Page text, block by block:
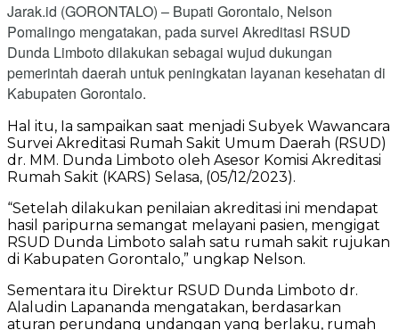
Jarak.id (GORONTALO) – Bupati Gorontalo, Nelson
Pomalingo mengatakan, pada survei Akreditasi RSUD
Dunda Limboto dilakukan sebagai wujud dukungan
pemerintah daerah untuk peningkatan layanan kesehatan di
Kabupaten Gorontalo.
Hal itu, Ia sampaikan saat menjadi Subyek Wawancara
Survei Akreditasi Rumah Sakit Umum Daerah (RSUD)
dr. MM. Dunda Limboto oleh Asesor Komisi Akreditasi
Rumah Sakit (KARS) Selasa, (05/12/2023).
“Setelah dilakukan penilaian akreditasi ini mendapat
hasil paripurna semangat melayani pasien, mengigat
RSUD Dunda Limboto salah satu rumah sakit rujukan
di Kabupaten Gorontalo,” ungkap Nelson.
Sementara itu Direktur RSUD Dunda Limboto dr.
Alaludin Lapananda mengatakan, berdasarkan
aturan perundang undangan yang berlaku, rumah